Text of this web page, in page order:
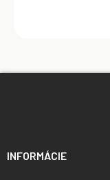
INFORMÁCIE